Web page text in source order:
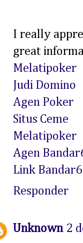
I really
great
Melatipoker
Judi Domino
Agen Poker
Situs Ceme
Melatipoker
Agen
Link
Responder
Unknown 2